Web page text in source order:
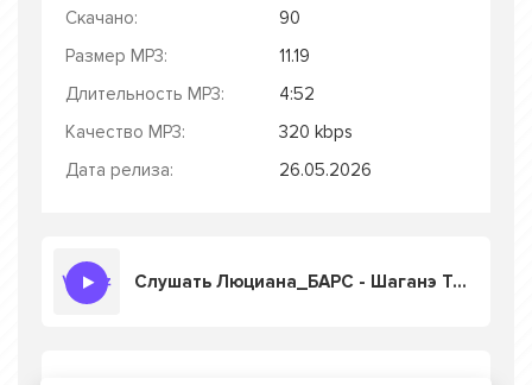
Скачано:
90
Размер MP3:
11.19
Длительность MP3:
4:52
Качество MP3:
320 kbps
Дата релиза:
26.05.2026
Слушать Люциана_БАРС - Шаганэ Ты Моя, Шаганэ!